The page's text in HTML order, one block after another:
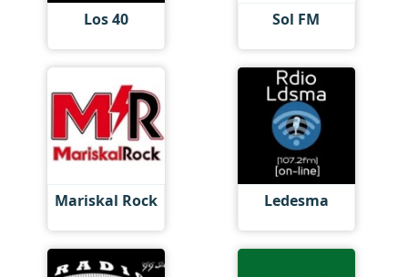
Los 40 Sol FM
Mariskal Rock Ledesma